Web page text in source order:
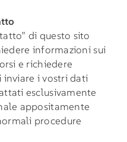
di questo sito
informazioni sui
e richiedere
inviare i vostri dati
esclusivamente
appositamente
procedure